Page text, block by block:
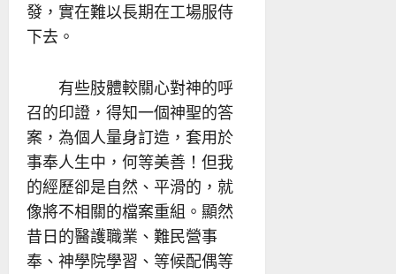
發，實在難以長期在工場服侍
下去。
有些肢體較關心對神的呼
召的印證，得知一個神聖的答
案，為個人量身訂造，套用於
事奉人生中，何等美善！但我
的經歷卻是自然、平滑的，就
像將不相關的檔案重組。顯然
昔日的醫護職業、難民營事
奉、神學院學習、等候配偶等